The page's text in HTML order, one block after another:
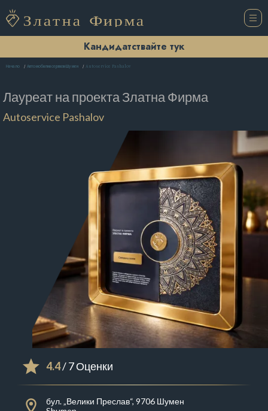
Кандидатствайте тук
Начало Автомобилни сервизи Шумен Autoservice Pashalov
Лауреат на проектаЗлатна Фирма
Autoservice Pashalov
4.4/ 7 Оценки
бул. „Велики Преслав“, 9706 Шумен